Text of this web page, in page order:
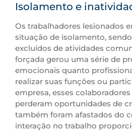
Isolamento e
Os trabalhadores lesionados
situação de isolamento,
excluídos de atividades
forçada gerou uma série de
emocionais quanto
realizar suas funções ou
empresa, esses
perderam oportunidades de
também foram afastados do
interação no trabalho